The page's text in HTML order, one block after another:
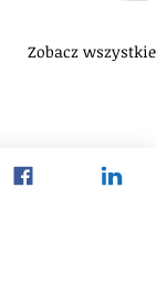
Zobacz wszystkie